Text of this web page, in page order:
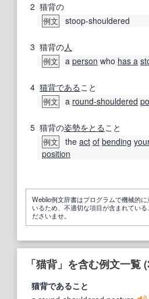
2 猫背の
例文 stoop-shouldered
3 猫背の人
例文 a person who has a
4 猫背であること
例文 a round-shouldered
5 猫背の姿勢をとること
例文 the act of bending
position
Weblio例文辞書はプログラムで機械的
いるため、不適切な項目が含まれてい
ださいませ。
「猫背」を含む例文一覧
猫背であること